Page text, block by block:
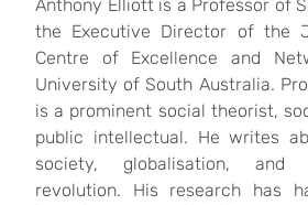
Anthony Elliott is a Professor of
the Executive Director of the
Centre of Excellence and
University of South Australia.
is a prominent social theorist,
public intellectual. He writes
society, globalisation,
revolution. His research has